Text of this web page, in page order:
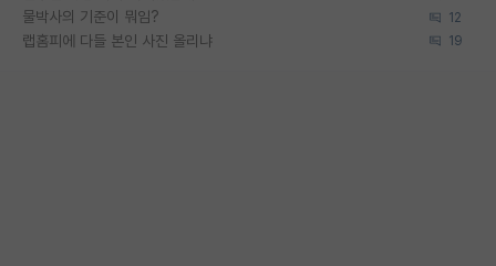
물박사의 기준이 뭐임? 12
랩홈피에 다들 본인 사진 올리냐 19